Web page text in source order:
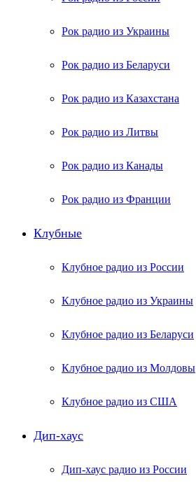
Рок радио из Украины
Рок радио из Беларуси
Рок радио из Казахстана
Рок радио из Литвы
Рок радио из Канады
Рок радио из Франции
Клубные
Клубное радио из России
Клубное радио из Украины
Клубное радио из Беларуси
Клубное радио из Молдовы
Клубное радио из США
Дип-хаус
Дип-хаус радио из России